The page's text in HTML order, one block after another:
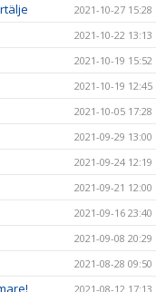
2021-10-27 15:28
2021-10-22 13:13
2021-10-19 15:52
2021-10-19 12:45
2021-10-05 17:28
2021-09-29 13:00
2021-09-24 12:19
2021-09-21 12:00
2021-09-16 23:40
2021-09-08 20:29
2021-08-28 09:50
2021-08-12 17:13